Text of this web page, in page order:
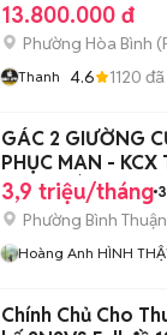
13.800.000 đ
Phường Hòa Bình (
Thanh 4.6 1120
GÁC 2 GIƯỜNG
PHỤC MAN - KCX
TINH GIÁP Q4
3,9 triệu/tháng
Phường Bình Thuận
Hoàng Anh HÌNH
Chính Chủ Cho